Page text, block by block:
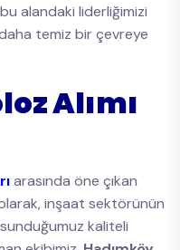
alandaki liderliğimizi
temiz bir çevreye
Alımı
arasında öne çıkan
inşaat sektörünün
sunduğumuz kaliteli